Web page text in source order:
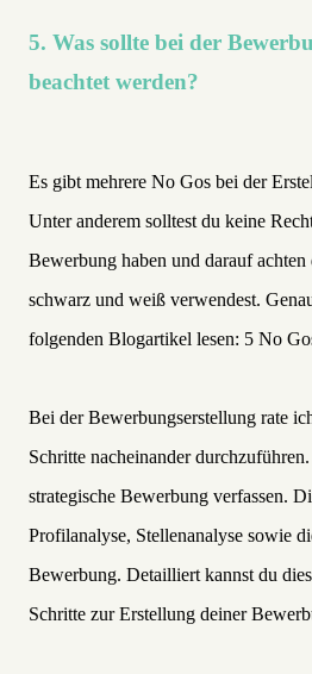
5. Was sollte bei der
beachtet werden?
Es gibt mehrere No Gos bei der
Unter anderem solltest du keine
Bewerbung haben und darauf
schwarz und weiß verwendest.
folgenden Blogartikel lesen: 5 No
Bei der Bewerbungserstellung rate
Schritte nacheinander
strategische Bewerbung verfassen.
Profilanalyse, Stellenanalyse sowie
Bewerbung. Detailliert kannst du
Schritte zur Erstellung deiner